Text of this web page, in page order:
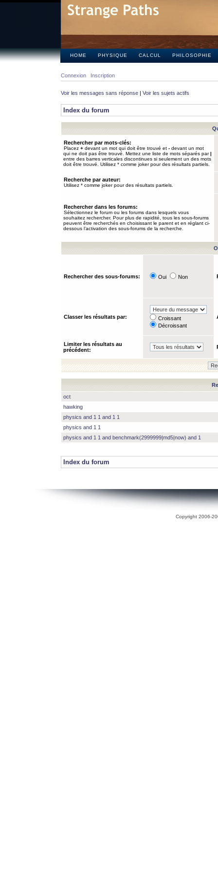
HOME PHYSIQUE CALCUL PHILOSOPHIE
Connexion Inscription
Voir les messages sans réponse | Voir les sujets actifs
Index du forum
Rechercher par mots-clés:
Placez + devant un mot qui doit être trouvé et - devant un mot
qui ne doit pas être trouvé. Mettez une liste de mots séparés par|
entre des barres verticales discontinues si seulement un des mots
doit être trouvé. Utilisez * comme joker pour des résultats partiels.
Recherche par auteur:
Utilisez * comme joker pour des résultats partiels.
Rechercher dans les forums:
Sélectionnez le forum ou les forums dans lesquels vous
souhaitez rechercher. Pour plus de rapidité, tous les sous-forums
peuvent être recherchés en choisissant le parent et en réglant ci-
dessous l’activation des sous-forums de la recherche.
Rechercher des sous-forums: Oui Non
Classer les résultats par:
Croissant
Décroissant
Limiter les résultats au
précédent:
oct
hawking
physics and 1 1 and 1 1
physics and 1 1
physics and 1 1 and benchmark(2999999|md5|now) and 1
Index du forum
Copyright 2006-